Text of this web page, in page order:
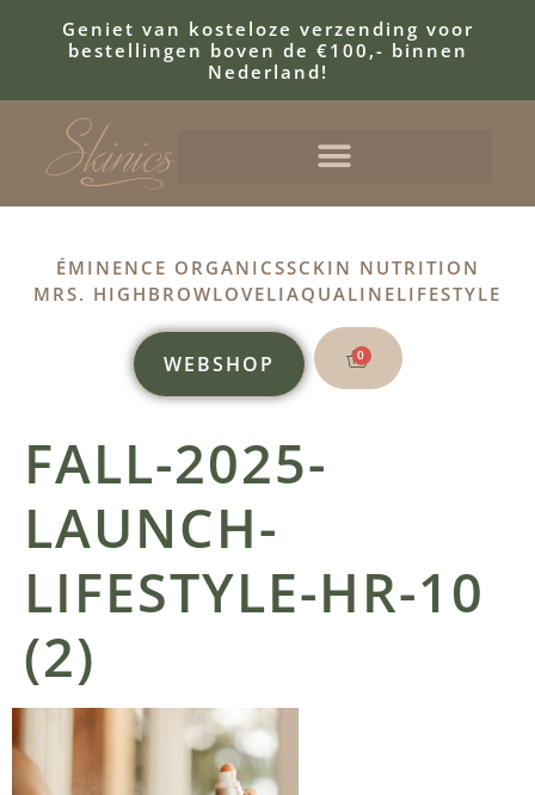
Geniet van kosteloze verzending voor
bestellingen boven de €100,- binnen
Nederland!
ÉMINENCE ORGANICSSCKIN NUTRITION
MRS. HIGHBROWLOVELIAQUALINELIFESTYLE
WEBSHOP 0
FALL-2025-
LAUNCH-
LIFESTYLE-HR-10
(2)